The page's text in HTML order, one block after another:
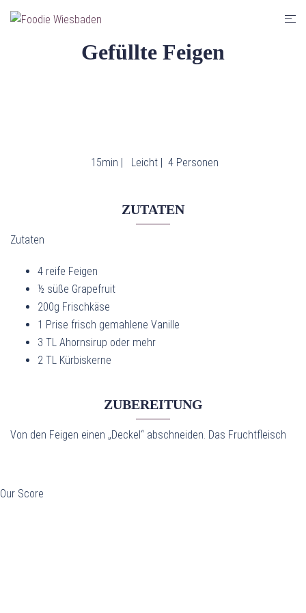
Zum
Inhalt
Gefüllte Feigen
15min | Leicht | 4 Personen
ZUTATEN
Zutaten
4 reife Feigen
½ süße Grapefruit
200g Frischkäse
1 Prise frisch gemahlene Vanille
3 TL Ahornsirup oder mehr
2 TL Kürbiskerne
ZUBEREITUNG
Von den Feigen einen „Deckel“ abschneiden. Das Fruchtfleisch
Our Score